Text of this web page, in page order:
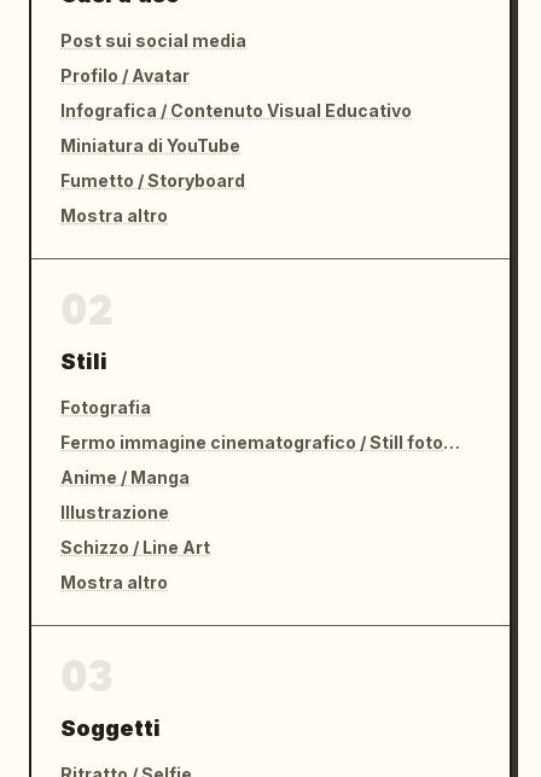
Post sui social media
Profilo / Avatar
Infografica / Contenuto Visual Educativo
Miniatura di YouTube
Fumetto / Storyboard
Mostra altro
Stili
Fotografia
Fermo immagine cinematografico / Still fotografico
Anime / Manga
Illustrazione
Schizzo / Line Art
Mostra altro
Soggetti